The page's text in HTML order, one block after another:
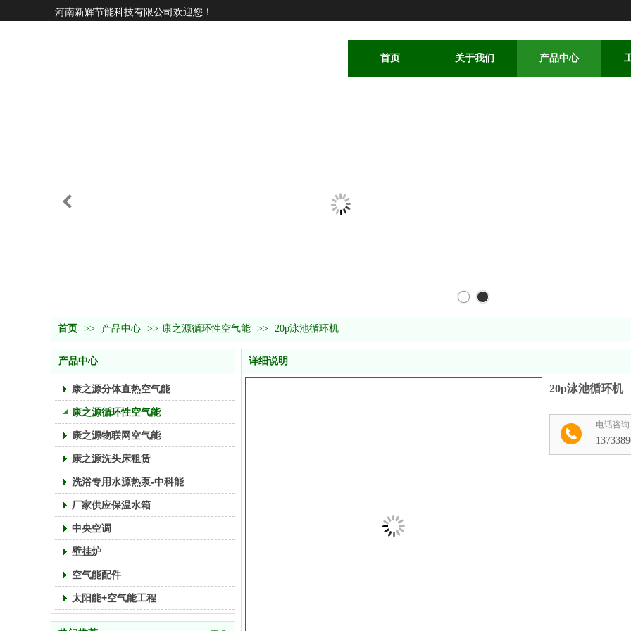
河南新辉节能科技有限公司欢迎您！
首页 关于我们 产品中心
首页 >> 产品中心 >> 康之源循环性空气能 >> 20p泳池循环机
产品中心
康之源分体直热空气能
康之源循环性空气能
康之源物联网空气能
康之源洗头床租赁
洗浴专用水源热泵-中科能
厂家供应保温水箱
中央空调
壁挂炉
空气能配件
太阳能+空气能工程
详细说明
20p泳池循环机
电话咨询